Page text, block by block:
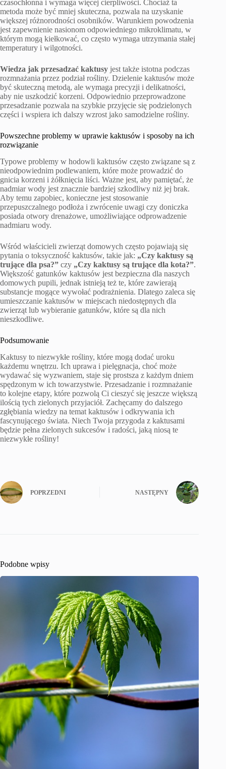
czasochłonna i wymaga więcej cierpliwości. Chociaż ta
metoda może być mniej skuteczna, pozwala na uzyskanie
większej różnorodności osobników. Warunkiem powodzenia
jest zapewnienie nasionom odpowiedniego mikroklimatu, w
którym mogą kiełkować, co często wymaga utrzymania stałej
temperatury i wilgotności.
Wiedza jak przesadzać kaktusy jest także istotna podczas
rozmnażania przez podział rośliny. Dzielenie kaktusów może
być skuteczną metodą, ale wymaga precyzji i delikatności,
aby nie uszkodzić korzeni. Odpowiednio przeprowadzone
przesadzanie pozwala na szybkie przyjęcie się podzielonych
części i wspiera ich dalszy wzrost jako samodzielne rośliny.
Powszechne problemy w uprawie kaktusów i sposoby na ich
rozwiązanie
Typowe problemy w hodowli kaktusów często związane są z
nieodpowiednim podlewaniem, które może prowadzić do
gnicia korzeni i żółknięcia liści. Ważne jest, aby pamiętać, że
nadmiar wody jest znacznie bardziej szkodliwy niż jej brak.
Aby temu zapobiec, konieczne jest stosowanie
przepuszczalnego podłoża i zwrócenie uwagi czy doniczka
posiada otwory drenażowe, umożliwiające odprowadzenie
nadmiaru wody.
Wśród właścicieli zwierząt domowych często pojawiają się
pytania o toksyczność kaktusów, takie jak: „Czy kaktusy są
trujące dla psa?” czy „Czy kaktusy są trujące dla kota?”.
Większość gatunków kaktusów jest bezpieczna dla naszych
domowych pupili, jednak istnieją też te, które zawierają
substancje mogące wywołać podrażnienia. Dlatego zaleca się
umieszczanie kaktusów w miejscach niedostępnych dla
zwierząt lub wybieranie gatunków, które są dla nich
nieszkodliwe.
Podsumowanie
Kaktusy to niezwykłe rośliny, które mogą dodać uroku
każdemu wnętrzu. Ich uprawa i pielęgnacja, choć może
wydawać się wyzwaniem, staje się prostsza z każdym dniem
spędzonym w ich towarzystwie. Przesadzanie i rozmnażanie
to kolejne etapy, które pozwolą Ci cieszyć się jeszcze większą
ilością tych zielonych przyjaciół. Zachęcamy do dalszego
zgłębiania wiedzy na temat kaktusów i odkrywania ich
fascynującego świata. Niech Twoja przygoda z kaktusami
będzie pełna zielonych sukcesów i radości, jaką niosą te
niezwykłe rośliny!
POPRZEDNI NASTĘPNY
Podobne wpisy